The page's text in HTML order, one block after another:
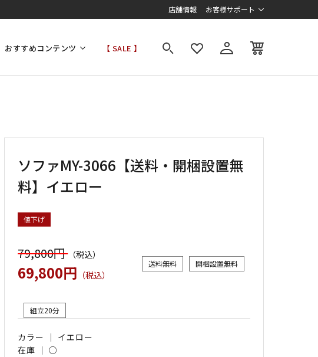
店舗情報 お客様サポート
おすすめコンテンツ 【 SALE 】
ソファMY-3066【送料・開梱設置無
料】イエロー
値下げ
79,800円（税込）
69,800円 （税込）
送料無料 開梱設置無料
組立20分
カラー ｜ イエロー
在庫 ｜○